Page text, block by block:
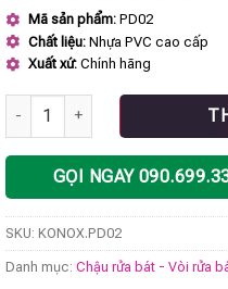
gốc
là:
480.000 ₫.là:
Mã sản phẩm: PD02
Chất liệu: Nhựa PVC cao cấp
Xuất xứ: Chính hãng
Đường ống xả KONOX PD02 số
GỌI NGAY
SKU: KONOX.PD02
Danh mục: Chậu rửa bát - Vòi rửa